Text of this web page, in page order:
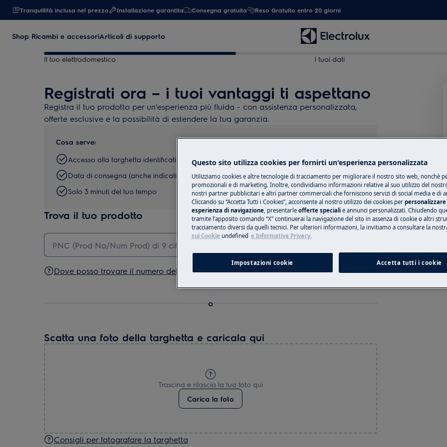
Tranquillità inclusa nel prezzo Installazione garantita Consegna gratuita Reso Gratuito entro 20 giorni
Shop Ricambi e accessoriArticoli di supporto
Il tuo elettrodomestico I tuoi dati
Registrati ora – i tuoi vantaggi ti aspettano
Registra il tuo prodotto per un'esperienza più fluida - con assistenza personalizzata,
offerte esclusive e la possibilità di estendere la tua garanzia.
Cosa serve:
Accesso alla targhetta identificativa dell'elettrodomestico
Data di consegna (anche indicativa)
Solo 3 minuti del tuo tempo
Trova il tuo prodotto
Dove posso trovare il numero del modello o il PNC?
o
Scatta una foto della targhetta e caricala qui
Trascina e rilascia la tua foto qui
Carica la foto
Consigli per fotografare la targhetta
Questo sito utilizza cookies per fornirti un'esperienza personalizzata
Utilizziamo cookies e altre tecnologie di tracciamento per migliorare il nostro sito web, nonchè
promozionali e di marketing. Inoltre, condividiamo informazioni relative al suo utilizzo del
nostri partner pubblicitari e altri partner commerciali che forniscono servizi di social media e di
Cliccando su “Accetta Tutti i Cookies”, acconsente al nostro utilizzo dei cookies per personalizzare
esperienza di navigazione, presentarle offerte speciali e annunci personalizzati. Chiudendo
tramite l’apposito comando “X” continuerai la navigazione del sito in assenza di cookie o altri
tracciamento diversi da quelli tecnici. Per ulteriori informazioni, la invitiamo a consultare la
sui Cookie undefined e Informativa Privacy.
Impostazioni cookie Accetta tutti i cookie